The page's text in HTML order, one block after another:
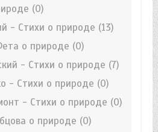
(0)
- Стихи о природе (13)
о природе (0)
- Стихи о природе (7)
- Стихи о природе (0)
- Стихи о природе (0)
о природе (0)